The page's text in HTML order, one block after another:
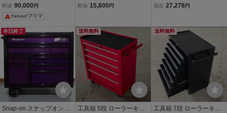
ードケース ツールボック
ス キャスター付 キャリー
ケース 工具箱
即決 90,000 円
Yahoo!フリマ
プオン SSDMR1A 旧グリ
即決 15,800 円
ン 手持ち工具箱 ツールボ
現在 27,278円
本日終了
Snap-on スナップオン K
送料無料
工具箱 5段 ローラーキャ
送料無料
工具箱 7段 ローラーキャ